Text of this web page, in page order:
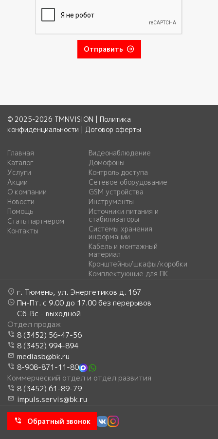
Отправить
© 2025-2026 TMNVISION | Политика
конфиденциальности | Договор оферты
Главная
Каталог
Услуги
Акции
О компании
Новости
Помощь
Стать партнером
Контакты
Видеонаблюдение
Домофоны
Контроль доступа
Сетевое оборудование
GSM устройства
Инструменты
Источники питания и
стабилизаторы
Системы хранения
информации
Кабель и монтажный
материал
Кронштейны/шкафы/коробки
Комплектующие для ПК
г. Тюмень, ул. Энергетиков д. 167
Пн-Пт. с 9.00 до 17.00 без перерывов
Сб-Вс - выходной
Отдел продаж
8 (3452) 56-47-56
8 (3452) 994-894
mediasb@bk.ru
8-908-871-11-80
Коммерческий отдел и отдел развития
8 (3452) 61-89-79
impuls.servis@bk.ru
Обратный звонок